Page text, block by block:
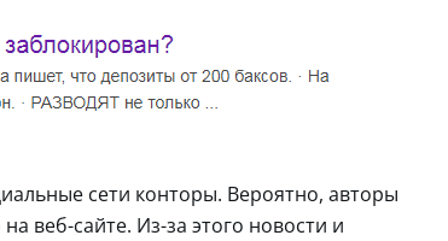
сети конторы. Вероятно, авторы
веб-сайте. Из-за этого новости и